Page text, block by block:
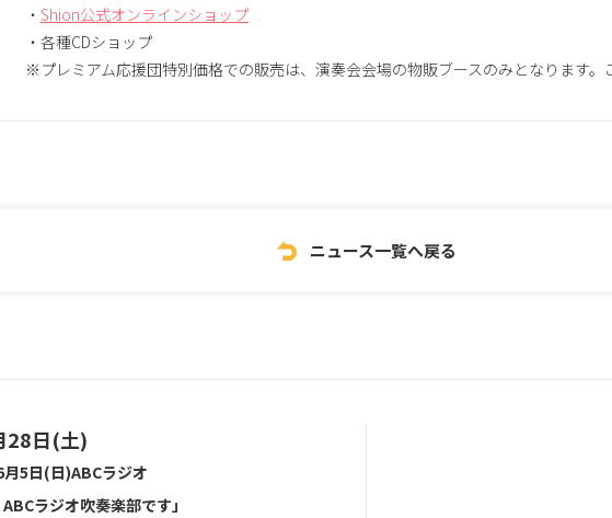
・ Shion公式オンラインショップ
・各種CDショップ
※プレミアム応援団特別価格での販売は、演奏会会場の物販ブースのみとなります。
ニュース一覧へ戻る
28日(土)
5日(日)ABCラジオ
ラジオ吹奏楽部です」